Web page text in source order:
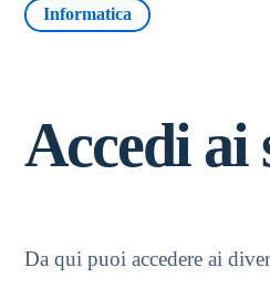
Informatica
Accedi ai
Da qui puoi accedere ai